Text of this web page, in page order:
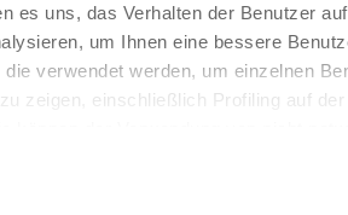
es uns, das Verhalten der Benutzer
um Ihnen eine bessere
verwendet werden, um einzelnen
zeigen, einschließlich Profiling auf
Cookies zu verwenden, indem